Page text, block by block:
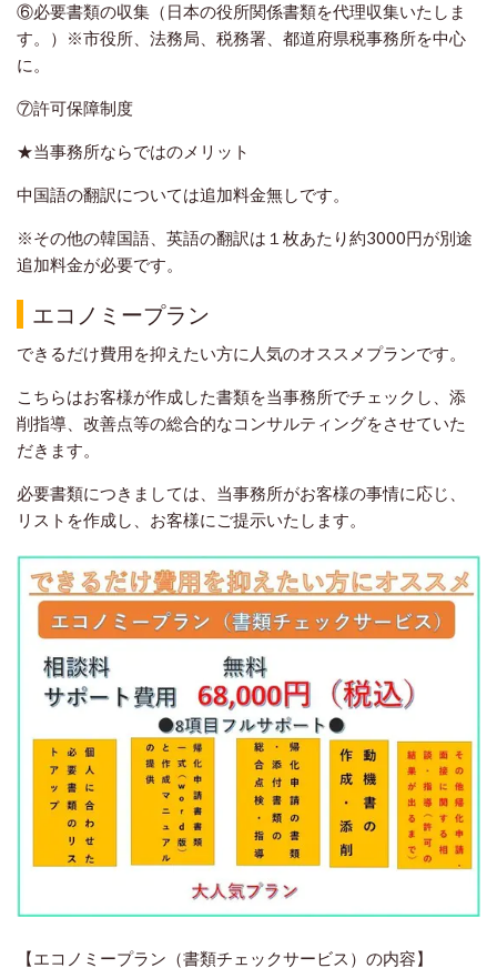
⑥必要書類の収集（日本の役所関係書類を代理収集いたしま
す。）※市役所、法務局、税務署、都道府県税事務所を中心
に。
⑦許可保障制度
★当事務所ならではのメリット
中国語の翻訳については追加料金無しです。
※その他の韓国語、英語の翻訳は１枚あたり約3000円が別途
追加料金が必要です。
エコノミープラン
できるだけ費用を抑えたい方に人気のオススメプランです。
こちらはお客様が作成した書類を当事務所でチェックし、添
削指導、改善点等の総合的なコンサルティングをさせていた
だきます。
必要書類につきましては、当事務所がお客様の事情に応じ、
リストを作成し、お客様にご提示いたします。
【エコノミープラン（書類チェックサービス）の内容】